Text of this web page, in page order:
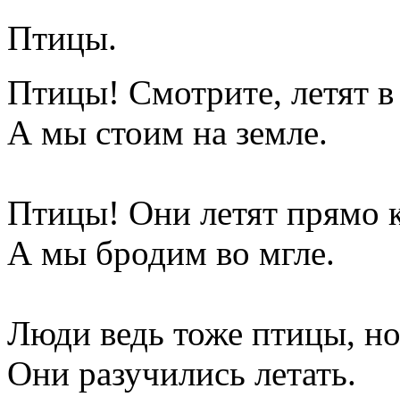
Птицы.
Птицы! Смотрите, летят
А мы стоим на земле.
Птицы! Они летят прямо
А мы бродим во мгле.
Люди ведь тоже птицы,
Они разучились летать.